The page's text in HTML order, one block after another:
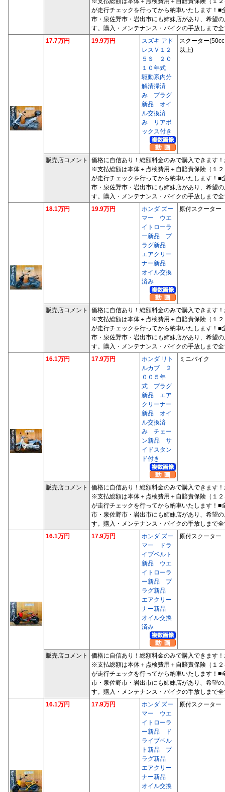
が走行チェックを行ってから納車いたします！
市・泉佐野市・岩出市にも姉妹店があり、希望
す。購入・メンテナンス・バイクの手放しまで
17.7万円
19.9万円
スズキ アド
レスＶ１２
５Ｓ ２０
１０年式
駆動系内分
解清掃済
み プラグ
新品 オイ
ル交換済
み リアボ
ックス付き
スクーター(50cc
以上)
販売店コメント
価格に自信あり！総額料金のみで購入できます
※支払総額は本体＋点検費用＋自賠責保険（１
が走行チェックを行ってから納車いたします！
市・泉佐野市・岩出市にも姉妹店があり、希望
す。購入・メンテナンス・バイクの手放しまで
18.1万円
19.9万円
ホンダ ズー
マー ウエ
イトローラ
ー新品 プ
ラグ新品
エアクリー
ナー新品
オイル交換
済み
原付スクーター
販売店コメント
価格に自信あり！総額料金のみで購入できます
※支払総額は本体＋点検費用＋自賠責保険（１
が走行チェックを行ってから納車いたします！
市・泉佐野市・岩出市にも姉妹店があり、希望
す。購入・メンテナンス・バイクの手放しまで
16.1万円
17.9万円
ホンダ リト
ルカブ ２
００５年
式 プラグ
新品 エア
クリーナー
新品 オイ
ル交換済
み チェー
ン新品 サ
イドスタン
ド付き
ミニバイク
販売店コメント
価格に自信あり！総額料金のみで購入できます
※支払総額は本体＋点検費用＋自賠責保険（１
が走行チェックを行ってから納車いたします！
市・泉佐野市・岩出市にも姉妹店があり、希望
す。購入・メンテナンス・バイクの手放しまで
16.1万円
17.9万円
ホンダ ズー
マー ドラ
イブベルト
新品 ウエ
イトローラ
ー新品 プ
ラグ新品
エアクリー
ナー新品
オイル交換
済み
原付スクーター
販売店コメント
価格に自信あり！総額料金のみで購入できます
※支払総額は本体＋点検費用＋自賠責保険（１
が走行チェックを行ってから納車いたします！
市・泉佐野市・岩出市にも姉妹店があり、希望
す。購入・メンテナンス・バイクの手放しまで
16.1万円
17.9万円
ホンダ ズー
マー ウエ
イトローラ
ー新品 ド
ライブベル
ト新品 プ
ラグ新品
エアクリー
ナー新品
オイル交換
原付スクーター